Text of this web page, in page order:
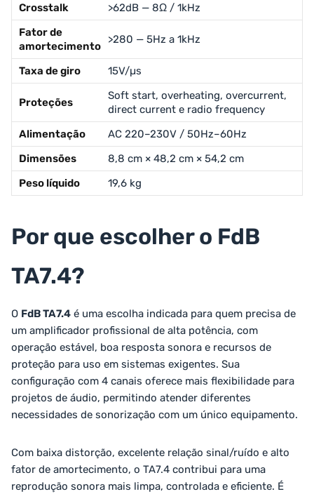
Crosstalk
>62dB — 8Ω / 1kHz
Fator de
amortecimento
>280 — 5Hz a 1kHz
Taxa de giro 15V/µs
Proteções
Soft start, overheating, overcurrent,
direct current e radio frequency
Alimentação
AC 220–230V / 50Hz–60Hz
Dimensões
8,8 cm × 48,2 cm × 54,2 cm
Peso líquido
19,6 kg
Por que escolher o FdB
TA7.4?
O FdB TA7.4 é uma escolha indicada para quem precisa de
um amplificador profissional de alta potência, com
operação estável, boa resposta sonora e recursos de
proteção para uso em sistemas exigentes. Sua
configuração com 4 canais oferece mais flexibilidade para
projetos de áudio, permitindo atender diferentes
necessidades de sonorização com um único equipamento.
Com baixa distorção, excelente relação sinal/ruído e alto
fator de amortecimento, o TA7.4 contribui para uma
reprodução sonora mais limpa, controlada e eficiente. É